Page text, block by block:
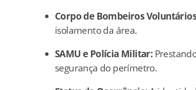
Corpo de Bombeiros
isolamento da área.
SAMU e Polícia Militar:
segurança do perímetro.